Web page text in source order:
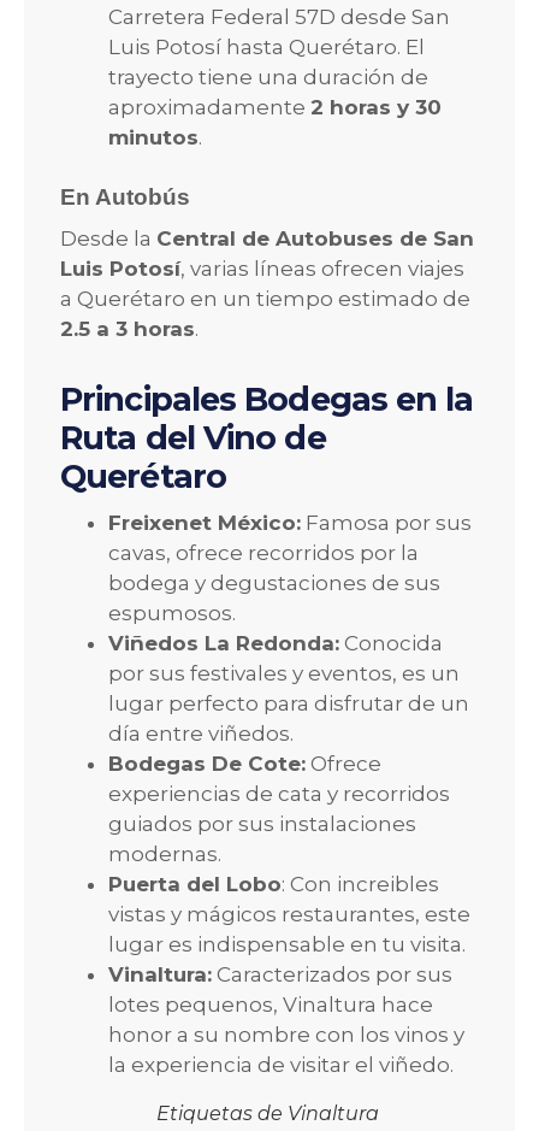
Carretera Federal 57D desde San
Luis Potosí hasta Querétaro. El
trayecto tiene una duración de
aproximadamente 2 horas y 30
minutos.
En Autobús
Desde la Central de Autobuses de San
Luis Potosí, varias líneas ofrecen viajes
a Querétaro en un tiempo estimado de
2.5 a 3 horas.
Principales Bodegas en la
Ruta del Vino de
Querétaro
Freixenet México: Famosa por sus
cavas, ofrece recorridos por la
bodega y degustaciones de sus
espumosos.
Viñedos La Redonda: Conocida
por sus festivales y eventos, es un
lugar perfecto para disfrutar de un
día entre viñedos.
Bodegas De Cote: Ofrece
experiencias de cata y recorridos
guiados por sus instalaciones
modernas.
Puerta del Lobo: Con increibles
vistas y mágicos restaurantes, este
lugar es indispensable en tu visita.
Vinaltura: Caracterizados por sus
lotes pequenos, Vinaltura hace
honor a su nombre con los vinos y
la experiencia de visitar el viñedo.
Etiquetas de Vinaltura